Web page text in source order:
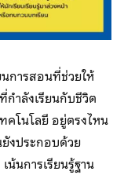
การสอนที่ช่วยให้
กำลังเรียนกับชีวิต
คโนโลยี อยู่ตรงไหน
งประกอบด้วย
นการเรียนรู้ฐาน